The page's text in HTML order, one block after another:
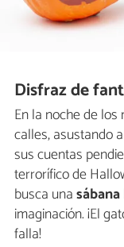
Disfraz de
En la noche de
calles, asustando
sus cuentas
terrorífico de
busca una
imaginación. ¡El
falla!